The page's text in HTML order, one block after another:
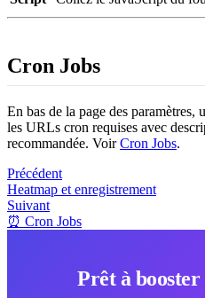
Cron Jobs
En bas de la page des paramètres,
les URLs cron requises avec
recommandée. VoirCron Jobs.
Précédent
Heatmap et enregistrement
Suivant
⏰ Cron Jobs
Prêt à